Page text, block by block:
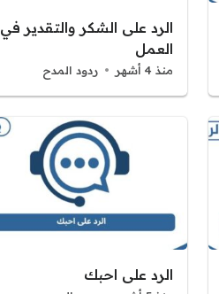
الرد على الشكر والتقدير في
العمل
منذ 4 أشهر ردود المدح
الرد على احبك